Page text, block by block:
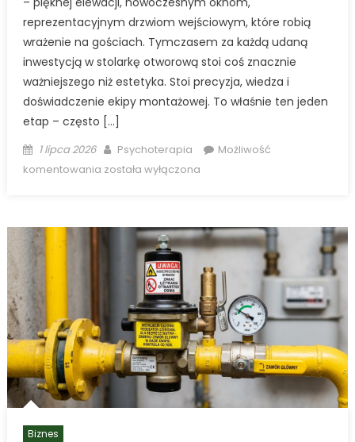
reprezentacyjnym drzwiom wejściowym, które robią
wrażenie na gościach. Tymczasem za każdą udaną
inwestycją w stolarkę otworową stoi coś znacznie
ważniejszego niż estetyka. Stoi precyzja, wiedza i
doświadczenie ekipy montażowej. To właśnie ten jeden
etap – często […]
Posted
on
1 lipca 2026 Author
Psychoterapia
Możliwość
komentowania Montaż
dlaczego
fundament
udanej
inwestycji
budowlanej?
została wyłączona
Biznes